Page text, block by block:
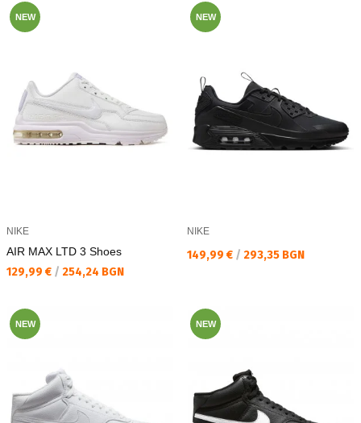
NEW
NIKE
AIR MAX LTD 3 Shoes
Текуща цена:
129,99 € / 254,24 BGN
NEW
NIKE
Текуща цена:
149,99 € / 293,35 BGN
NEW NEW